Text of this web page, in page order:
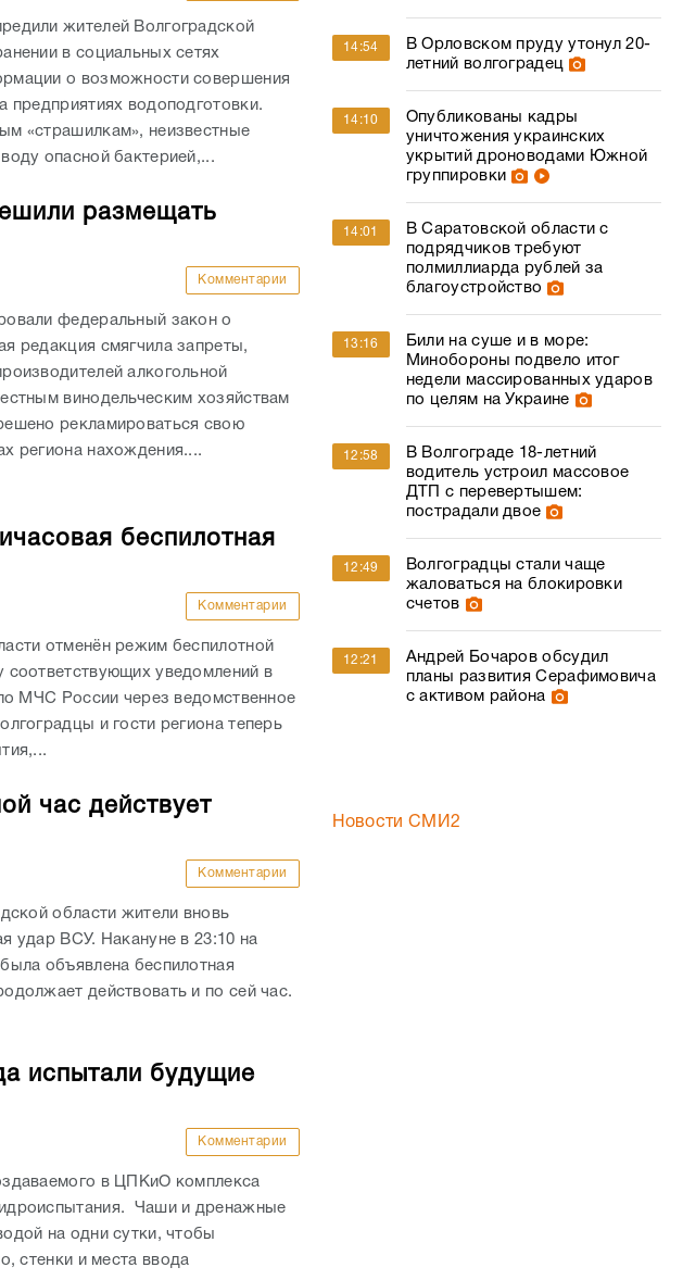
жителей Волгоградской
в социальных сетях
о возможности совершения
предприятиях водоподготовки.
«страшилкам», неизвестные
опасной бактерией,...
размещать
Комментарии
федеральный закон о
редакция смягчила запреты,
алкогольной
винодельческим хозяйствам
рекламироваться свою
региона нахождения....
беспилотная
Комментарии
отменён режим беспилотной
соответствующих уведомлений в
МЧС России через ведомственное
и гости региона теперь
час действует
Комментарии
области жители вновь
удар ВСУ. Накануне в 23:10 на
объявлена беспилотная
действовать и по сей час.
испытали будущие
Комментарии
в ЦПКиО комплекса
Чаши и дренажные
на одни сутки, чтобы
стенки и места ввода
14:54
В Орловском пруду утонул 20-
летний волгоградец
14:10
Опубликованы кадры
уничтожения украинских
укрытий дроноводами Южной
группировки
14:01
В Саратовской области с
подрядчиков требуют
полмиллиарда рублей за
благоустройство
13:16
Били на суше и в море:
Минобороны подвело итог
недели массированных ударов
по целям на Украине
12:58
В Волгограде 18-летний
водитель устроил массовое
ДТП с перевертышем:
пострадали двое
12:49
Волгоградцы стали чаще
жаловаться на блокировки
счетов
12:21
Андрей Бочаров обсудил
планы развития Серафимовича
с активом района
Новости СМИ2